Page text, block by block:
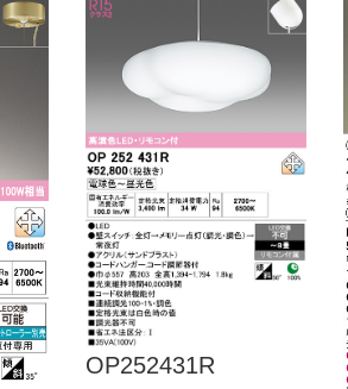
OP252431R